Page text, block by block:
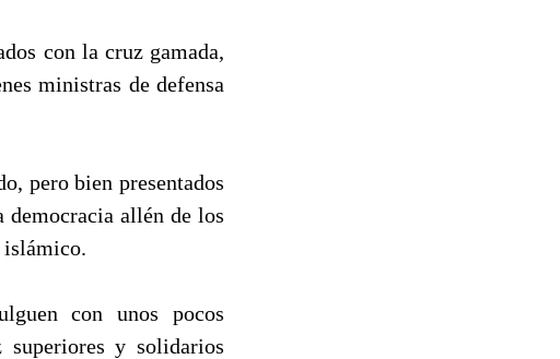
con la cruz gamada,
ministras de defensa
pero bien presentados
democracia allén de los
islámico.
con unos pocos
superiores y solidarios